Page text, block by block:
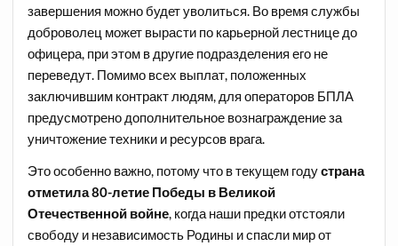
завершения можно будет уволиться. Во время службы
доброволец может вырасти по карьерной лестнице до
офицера, при этом в другие подразделения его не
переведут. Помимо всех выплат, положенных
заключившим контракт людям, для операторов БПЛА
предусмотрено дополнительное вознаграждение за
уничтожение техники и ресурсов врага.
Это особенно важно, потому что в текущем годустрана
отметила 80-летие Победы в Великой
Отечественной войне, когда наши предки отстояли
свободу и независимость Родины и спасли мир от